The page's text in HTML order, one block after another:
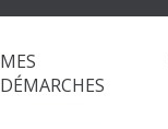
MES
DÉMARCHES